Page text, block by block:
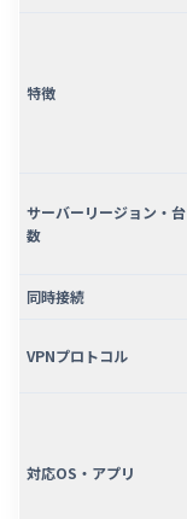
特徴
サーバーリージョン・台
数
同時接続
VPNプロトコル
対応OS・アプリ